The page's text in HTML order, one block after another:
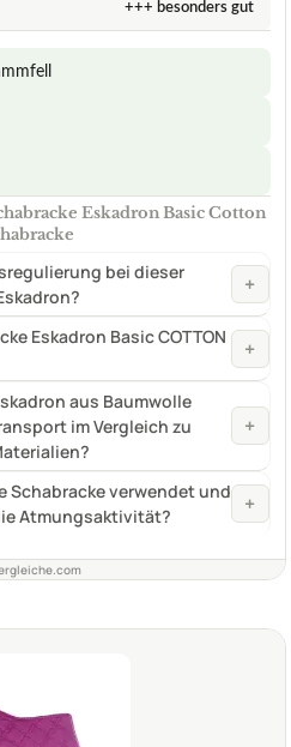
+++ besonders gut
Eskadron Basic Cotton
bei dieser
+
Eskadron Basic COTTON
+
aus Baumwolle
im Vergleich zu
+
Schabracke verwendet und
Atmungsaktivität?
+